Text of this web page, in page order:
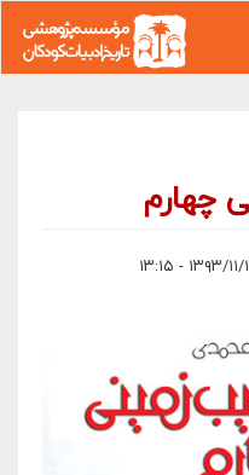
چهارم